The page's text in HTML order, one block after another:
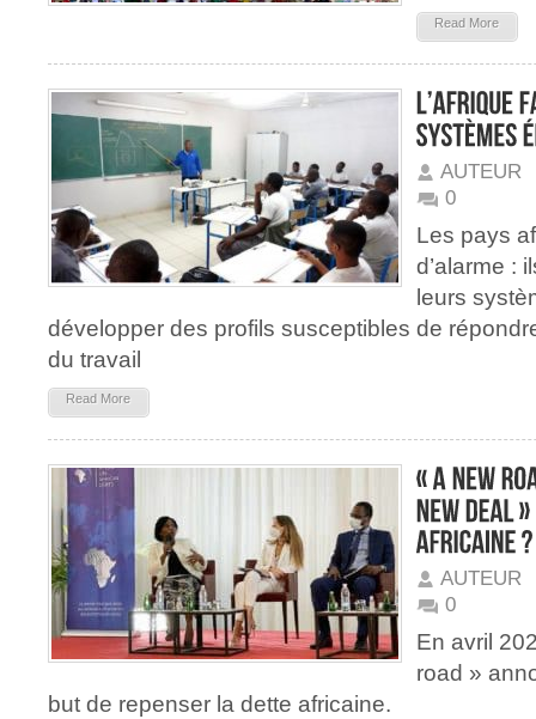
Read More
AUTEUR
0
Les pays
d’alarme :
leurs
développer des profils susceptibles de
du travail
Read More
AUTEUR
0
En avril
road »
but de repenser la dette africaine.